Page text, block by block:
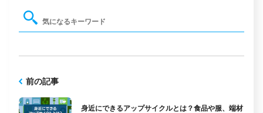
前の記事
身近にできるアップサイクルとは？食品や服、端材